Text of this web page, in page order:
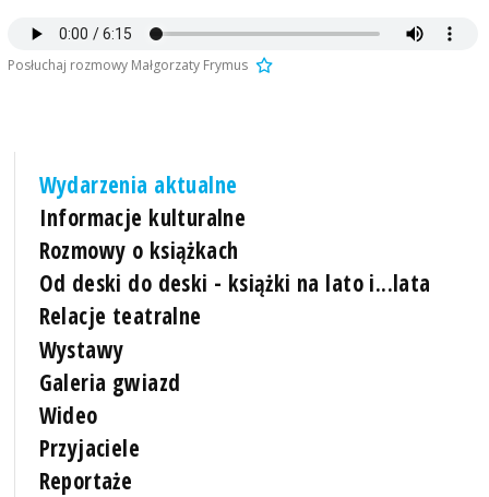
Posłuchaj rozmowy Małgorzaty Frymus
Wydarzenia aktualne
Informacje kulturalne
Rozmowy o książkach
Od deski do deski - książki na lato i...lata
Relacje teatralne
Wystawy
Galeria gwiazd
Wideo
Przyjaciele
Reportaże